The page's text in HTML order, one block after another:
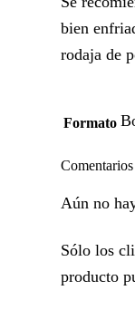
bien
rodaja de
Formato
Comentarios
Aún no
Sólo los
producto